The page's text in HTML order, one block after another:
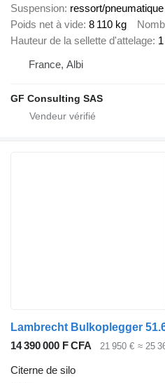
Suspension ressort/pneumatique
Poids net à vide 8 110 kg
Hauteur de la sellette d'attelage
France, Albi
GF Consulting SAS
14 390 000 F CFA 21 950 € ≈ 25
Citerne de silo